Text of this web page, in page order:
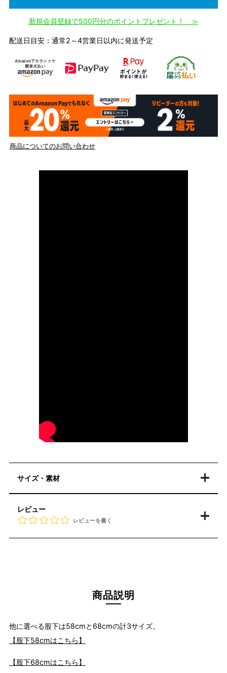
新規会員登録で500円分のポイントプレゼント！ ≫
配送日目安：通常2～4営業日以内に発送予定
商品についてのお問い合わせ
サイズ・素材
レビュー
レビューを書く
商品説明
他に選べる股下は58cmと68cmの計3サイズ。
【股下58cmはこちら】
【股下68cmはこちら】